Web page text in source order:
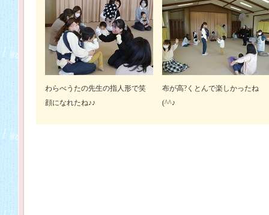
わらべうたの先生の指人形で笑
顔になれたね♪♪
布が高?くとんで楽しかったね
(^^♪